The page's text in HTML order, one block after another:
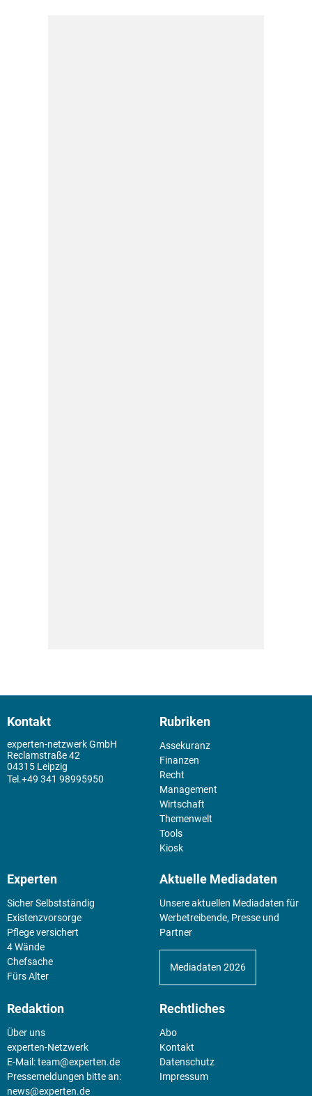
Kontakt
experten-netzwerk GmbH
Reclamstraße 42
04315 Leipzig
+49 341 98995950
Rubriken
Assekuranz
Finanzen
Recht
Management
Wirtschaft
Themenwelt
Tools
Kiosk
Experten
Sicher Selbstständig
Existenz­vorsorge
Pflege versichert
4 Wände
Chefsache
Fürs Alter
Aktuelle Mediadaten
Unsere aktuellen Mediadaten für
Werbetreibende, Presse und
Partner
Mediadaten 2026
Redaktion
Über uns
experten-Netzwerk
E-Mail:team@experten.de
Pressemeldungen bitte an:
news@experten.de
Rechtliches
Abo
Kontakt
Datenschutz
Impressum